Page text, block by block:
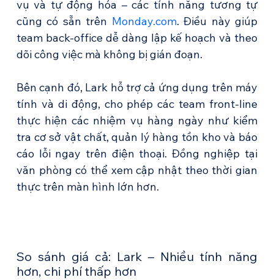
vụ và tự động hóa – các tính năng tương tự
cũng có sẵn trên Monday.com. Điều này giúp
team back-office dễ dàng lập kế hoạch và theo
dõi công việc mà không bị gián đoạn.
Bên cạnh đó, Lark hỗ trợ cả ứng dụng trên máy
tính và di động, cho phép các team front-line
thực hiện các nhiệm vụ hàng ngày như kiểm
tra cơ sở vật chất, quản lý hàng tồn kho và báo
cáo lỗi ngay trên điện thoại. Đồng nghiệp tại
văn phòng có thể xem cập nhật theo thời gian
thực trên màn hình lớn hơn.
So sánh giá cả: Lark – Nhiều tính năng
hơn, chi phí thấp hơn